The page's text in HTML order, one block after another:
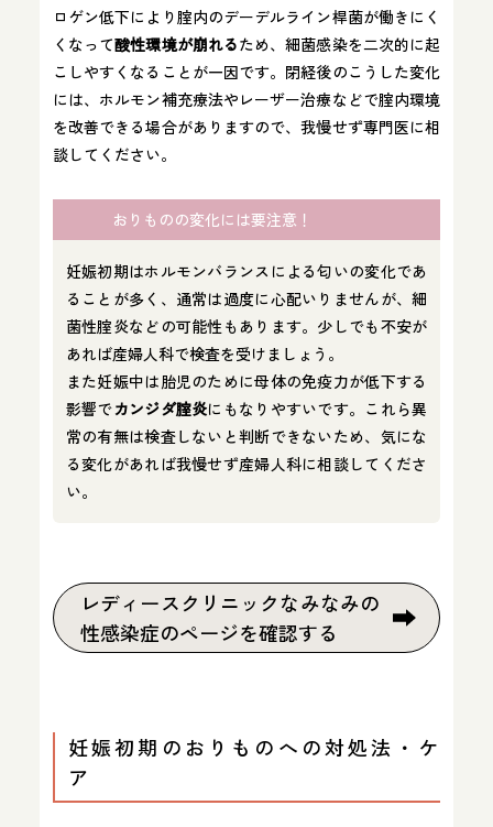
ロゲン低下により腟内のデーデルライン桿菌が働きにく
くなって酸性環境が崩れるため、細菌感染を二次的に起
こしやすくなることが一因です。閉経後のこうした変化
には、ホルモン補充療法やレーザー治療などで腟内環境
を改善できる場合がありますので、我慢せず専門医に相
談してください。
おりものの変化には要注意！
妊娠初期はホルモンバランスによる匂いの変化であ
ることが多く、通常は過度に心配いりませんが、細
菌性腟炎などの可能性もあります。少しでも不安が
あれば産婦人科で検査を受けましょう。
また妊娠中は胎児のために母体の免疫力が低下する
影響でカンジダ腟炎にもなりやすいです。これら異
常の有無は検査しないと判断できないため、気にな
る変化があれば我慢せず産婦人科に相談してくださ
い。
レディースクリニックなみなみの
性感染症のページを確認する
妊娠初期のおりものへの対処法・ケ
ア